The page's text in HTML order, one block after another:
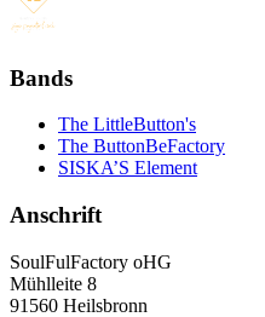
Bands
The LittleButton's
The ButtonBeFactory
SISKA’S Element
Anschrift
SoulFulFactory oHG
Mühlleite 8
91560 Heilsbronn